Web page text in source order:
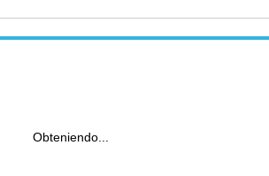
Obteniendo...